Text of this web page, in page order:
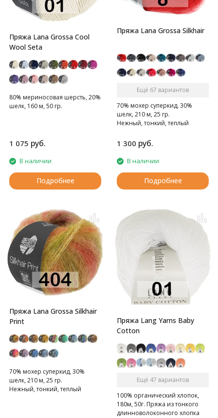
Пряжа Lana Grossa Cool
Wool Seta
80% мериносовая шерсть, 20%
шелк, 160 м, 50 гр.
1 075 руб.
В наличии
Подробнее
Пряжа Lana Grossa Silkhair
Ещё 67 вариантов
70% мохер суперкид, 30%
шелк, 210 м, 25 гр.
Нежный, тонкий, теплый
1 300 руб.
В наличии
Подробнее
Пряжа Lana Grossa Silkhair
Print
70% мохер суперкид, 30%
шелк, 210 м, 25 гр.
Нежный, тонкий, теплый
Пряжа Lang Yarns Baby
Cotton
Ещё 47 вариантов
100% органический хлопок,
180м, 50г. Пряжа из тонкого
длинноволоконного хлопка